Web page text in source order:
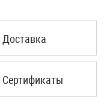
Доставка
Сертификаты